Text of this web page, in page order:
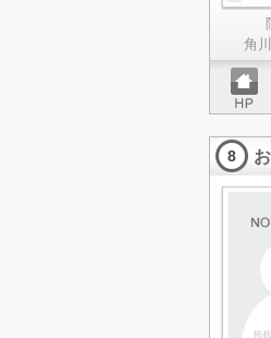
角
ホーム
ページ
8